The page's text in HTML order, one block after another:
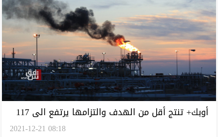
أوبك+ تنتج أقل من الهدف والتزامها يرتفع الى 117
2021-12-21 08:18